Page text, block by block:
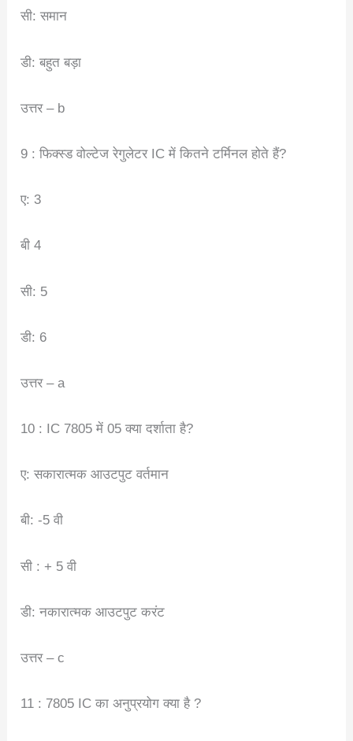
सी: समान
डी: बहुत बड़ा
उत्तर – b
9 : फिक्स्ड वोल्टेज रेगुलेटर IC में कितने टर्मिनल होते हैं?
ए: 3
बी 4
सी: 5
डी: 6
उत्तर – a
10 : IC 7805 में 05 क्या दर्शाता है?
ए: सकारात्मक आउटपुट वर्तमान
बी: -5 वी
सी : + 5 वी
डी: नकारात्मक आउटपुट करंट
उत्तर – c
11 : 7805 IC का अनुप्रयोग क्या है ?